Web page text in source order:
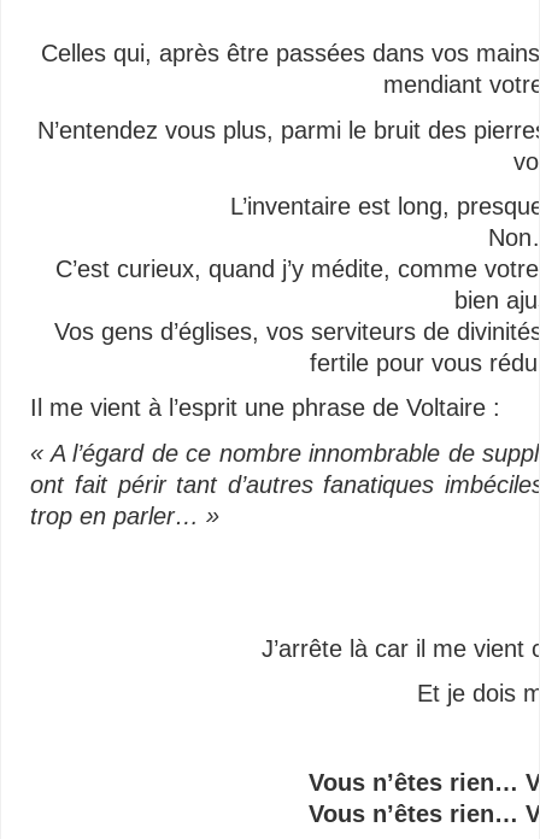
Cellesqui, après être passées dans vos
mendiant
N’entendez vous plus, parmi le bruit des
L’inventaire est long,
C’est curieux, quand j’y médite, comme
bien
Vos gens d’églises, vos serviteurs de
fertile pour vous
Il me vient à l’esprit une phrase de Voltaire :
« A l’égard de ce nombre innombrable de
ont fait périr tant d’autres fanatiques
trop en parler… »
J’arrête là car il me
Et je dois
Vous n’êtes rien…
Vous n’êtes rien…